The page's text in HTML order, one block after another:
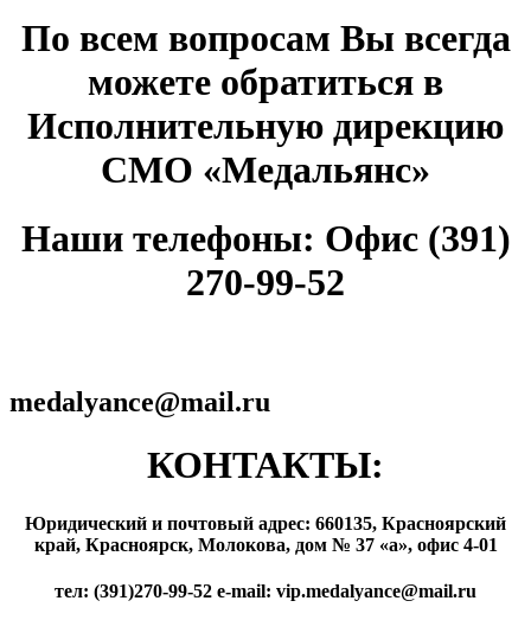
По всем вопросам Вы всегда
можете обратиться в
Исполнительную дирекцию
СМО «Медальянс»
Наши телефоны: Офис (391)
270-99-52
medalyance@mail.ru
КОНТАКТЫ:
Юридический и почтовый адрес: 660135, Красноярский
край, Красноярск, Молокова, дом № 37 «а», офис 4-01
тел: (391)270-99-52 e-mail: vip.medalyance@mail.ru